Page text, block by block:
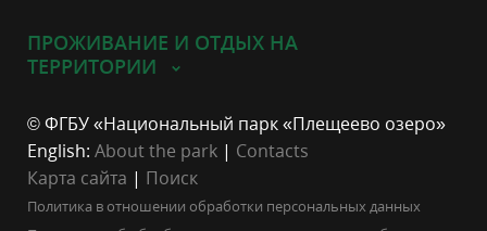
ПРОЖИВАНИЕ И ОТДЫХ НА
ТЕРРИТОРИИ
© ФГБУ «Национальный парк «Плещеево озеро»
English: About the park | Contacts
Карта сайта | Поиск
Политика в отношении обработки персональных данных